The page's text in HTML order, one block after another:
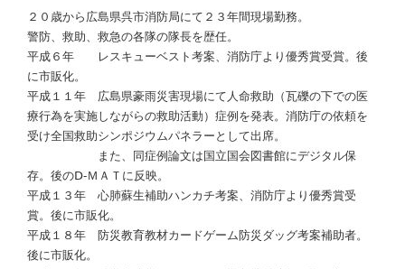
２０歳から広島県呉市消防局にて２３年間現場勤務。
警防、救助、救急の各隊の隊長を歴任。
平成６年 レスキューベスト考案、消防庁より優秀賞受賞。後
に市販化。
平成１１年 広島県豪雨災害現場にて人命救助（瓦礫の下での医
療行為を実施しながらの救助活動）症例を発表。消防庁の依頼を
受け全国救助シンポジウムパネラーとして出席。
また、同症例論文は国立国会図書館にデジタル保
存。後のⅮ-ＭＡＴに反映。
平成１３年 心肺蘇生補助ハンカチ考案、消防庁より優秀賞受
賞。後に市販化。
平成１８年 防災教育教材カードゲーム防災ダッグ考案補助者。
後に市販化。